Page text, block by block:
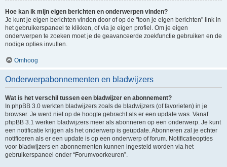
Hoe kan ik mijn eigen berichten en onderwerpen vinden?
Je kunt je eigen berichten vinden door of op de "toon je eigen berichten" link in
het gebruikerspaneel te klikken, of via je eigen profiel. Om je eigen
onderwerpen te zoeken moet je de geavanceerde zoekfunctie gebruiken en de
nodige opties invullen.
Omhoog
Onderwerpabonnementen en bladwijzers
Wat is het verschil tussen een bladwijzer en abonnement?
In phpBB 3.0 werkten bladwijzers zoals de bladwijzers (of favorieten) in je
browser. Je werd niet op de hoogte gebracht als er een update was. Vanaf
phpBB 3.1 werken bladwijzers meer als abonneren op een onderwerp. Je kunt
een notificatie krijgen als het onderwerp is geüpdate. Abonneren zal je echter
notificeren als er een update is op een onderwerp of forum. Notificatieopties
voor bladwijzers en abonnementen kunnen ingesteld worden via het
gebruikerspaneel onder “Forumvoorkeuren”.